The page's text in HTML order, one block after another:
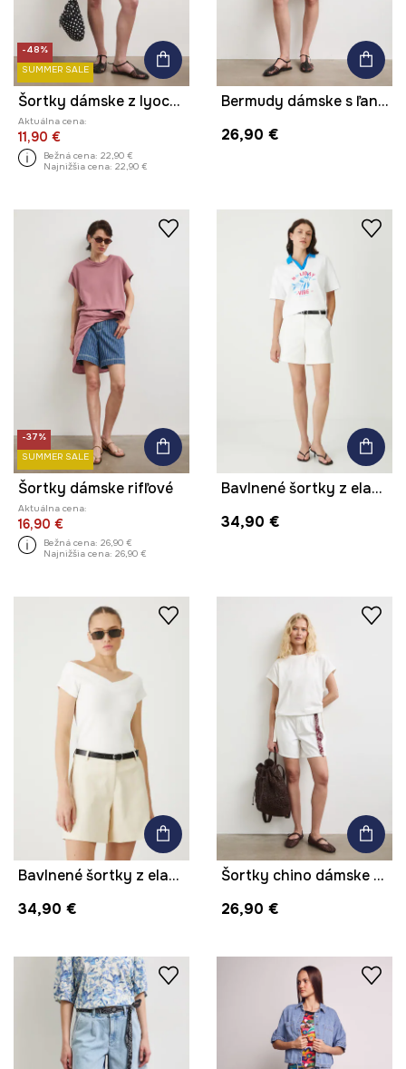
-48%
SUMMER SALE
Šortky dámske z lyocellu hladké
Aktuálna cena:
11,90 €
Bežná cena: 22,90 €
Najnižšia cena: 22,90 €
Bermudy dámske s ľanom hladké
26,90 €
-37%
SUMMER SALE
Šortky dámske rifľové
Aktuálna cena:
16,90 €
Bežná cena: 26,90 €
Najnižšia cena: 26,90 €
Bavlnené šortky z elastánu s opaskom biela farba
34,90 €
Bavlnené šortky z elastánu s opaskom béžová farba
34,90 €
Šortky chino dámske rifľové
26,90 €